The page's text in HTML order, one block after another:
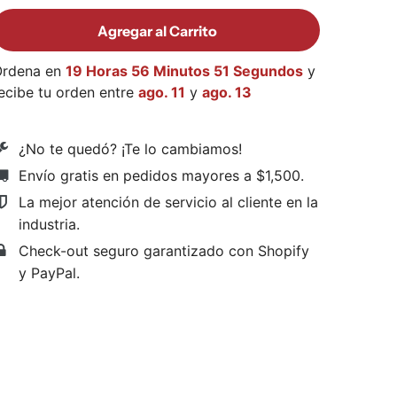
Agregar al Carrito
en 19 Horas 56 Minutos 50 Segundos y
tu orden entre ago. 11 y ago. 13
¿No te quedó? ¡Te lo cambiamos!
Envío gratis en pedidos mayores a $1,500.
La mejor atención de servicio al cliente en la
industria.
Check-out seguro garantizado con Shopify
y PayPal.